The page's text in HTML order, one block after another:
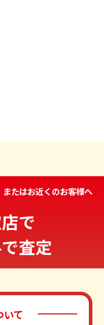
またはお近くのお客様へ
で
査定
いて